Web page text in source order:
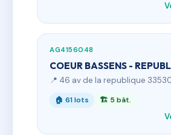
AG4156048
COEUR BASSENS -
📍 46 av de la republique
🏠 61 lots 🏗 5 bât.